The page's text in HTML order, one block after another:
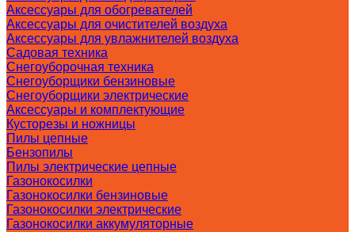
Аксессуары для обогревателей
Аксессуары для очистителей воздуха
Аксессуары для увлажнителей воздуха
Садовая техника
Снегоуборочная техника
Снегоуборщики бензиновые
Снегоуборщики электрические
Аксессуары и комплектующие
Кусторезы и ножницы
Пилы цепные
Бензопилы
Пилы электрические цепные
Газонокосилки
Газонокосилки бензиновые
Газонокосилки электрические
Газонокосилки аккумуляторные